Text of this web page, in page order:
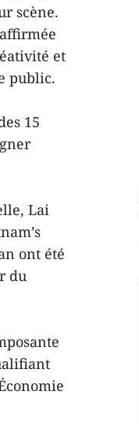
scène.
et
public.
15
Lai
ont été
du